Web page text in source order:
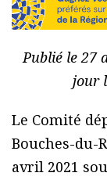
Publié le 27
jour
Le Comité
Bouches-du-
avril 2021